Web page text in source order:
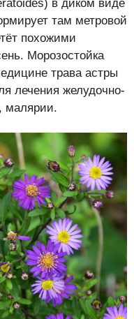
в диком виде
там метровой
похожими
Морозостойка
трава астры
лечения желудочно-
малярии.